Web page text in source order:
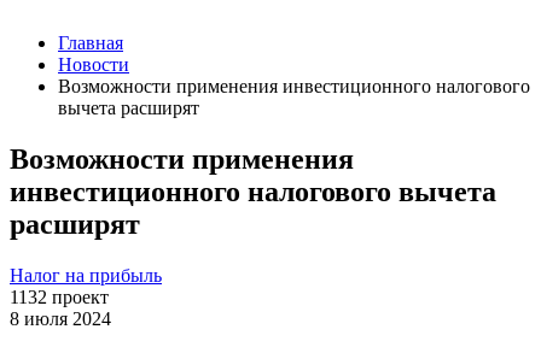
Главная
Новости
Возможности применения инвестиционного налогового
вычета расширят
Возможности применения
инвестиционного налогового вычета
расширят
Налог на прибыль
1132 проект
8 июля 2024